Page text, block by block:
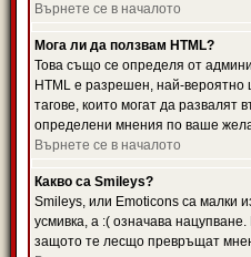
Върнете се в началото
Мога ли да ползвам HTML?
Това също се определя от
HTML е разрешен, най-вероятно
тагове, които могат да
определени мнения по ваше
Върнете се в началото
Какво са Smileys?
Smileys, или Emoticons са малки
усмивка, а :( означава
защото те лесщо превръщат